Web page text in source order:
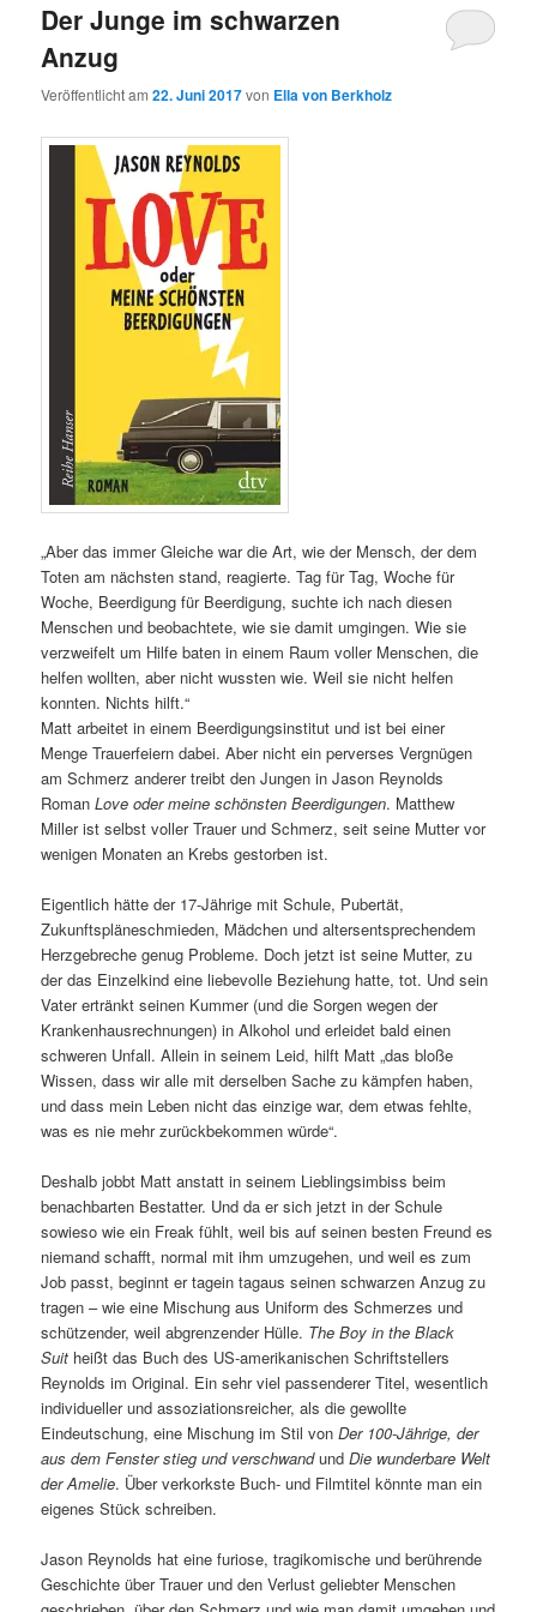
Der Junge im schwarzen
Anzug
Veröffentlicht am22. Juni 2017von Ella von Berkholz
„Aber das immer Gleiche war die Art, wie der Mensch, der dem
Toten am nächsten stand, reagierte. Tag für Tag, Woche für
Woche, Beerdigung für Beerdigung, suchte ich nach diesen
Menschen und beobachtete, wie sie damit umgingen. Wie sie
verzweifelt um Hilfe baten in einem Raum voller Menschen, die
helfen wollten, aber nicht wussten wie. Weil sie nicht helfen
konnten. Nichts hilft.“
Matt arbeitet in einem Beerdigungsinstitut und ist bei einer
Menge Trauerfeiern dabei. Aber nicht ein perverses Vergnügen
am Schmerz anderer treibt den Jungen in Jason Reynolds
RomanLove oder meine schönsten Beerdigungen. Matthew
Miller ist selbst voller Trauer und Schmerz, seit seine Mutter vor
wenigen Monaten an Krebs gestorben ist.
Eigentlich hätte der 17-Jährige mit Schule, Pubertät,
Zukunftspläneschmieden, Mädchen und altersentsprechendem
Herzgebreche genug Probleme. Doch jetzt ist seine Mutter, zu
der das Einzelkind eine liebevolle Beziehung hatte, tot. Und sein
Vater ertränkt seinen Kummer (und die Sorgen wegen der
Krankenhausrechnungen) in Alkohol und erleidet bald einen
schweren Unfall. Allein in seinem Leid, hilft Matt „das bloße
Wissen, dass wir alle mit derselben Sache zu kämpfen haben,
und dass mein Leben nicht das einzige war, dem etwas fehlte,
was es nie mehr zurückbekommen würde“.
Deshalb jobbt Matt anstatt in seinem Lieblingsimbiss beim
benachbarten Bestatter. Und da er sich jetzt in der Schule
sowieso wie ein Freak fühlt, weil bis auf seinen besten Freund es
niemand schafft, normal mit ihm umzugehen, und weil es zum
Job passt, beginnt er tagein tagaus seinen schwarzen Anzug zu
tragen – wie eine Mischung aus Uniform des Schmerzes und
schützender, weil abgrenzender Hülle. The Boy in the Black
Suit heißt das Buch des US-amerikanischen Schriftstellers
Reynolds im Original. Ein sehr viel passenderer Titel, wesentlich
individueller und assoziationsreicher, als die gewollte
Eindeutschung, eine Mischung im Stil vonDer 100-Jährige, der
aus dem Fenster stieg und verschwandundDie wunderbare Welt
der Amelie. Über verkorkste Buch- und Filmtitel könnte man ein
eigenes Stück schreiben.
Jason Reynolds hat eine furiose, tragikomische und berührende
Geschichte über Trauer und den Verlust geliebter Menschen